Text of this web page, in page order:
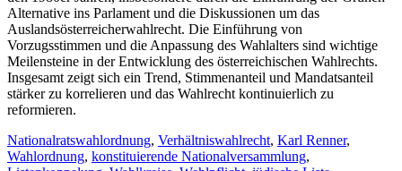
Alternative ins Parlament und die Diskussionen um das
Auslandsösterreicherwahlrecht. Die Einführung von
Vorzugsstimmen und die Anpassung des Wahlalters sind wichtige
Meilensteine in der Entwicklung des österreichischen Wahlrechts.
Insgesamt zeigt sich ein Trend, Stimmenanteil und Mandatsanteil
stärker zu korrelieren und das Wahlrecht kontinuierlich zu
reformieren.
Nationalratswahlordnung, Verhältniswahlrecht, Karl Renner,
Wahlordnung, konstituierende Nationalversammlung,